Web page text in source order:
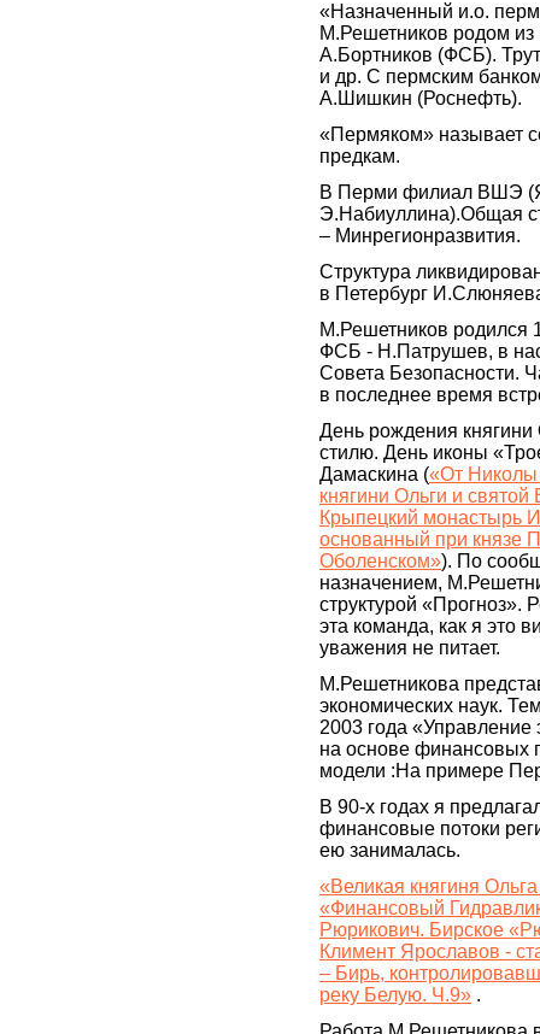
«Назначенный и.о.
М.Решетников родом из
А.Бортников (ФСБ).
и др. С пермским
А.Шишкин (Роснефть).
«Пермяком» называет
предкам.
В Перми филиал ВШЭ
Э.Набиуллина).Общая
– Минрегионразвития.
Структура
в Петербург
М.Решетников родился
ФСБ - Н.Патрушев, в
Совета Безопасности.
в последнее время
День рождения княгини
стилю. День иконы
Дамаскина («От Николы
княгини Ольги и
Крыпецкий монастырь
основанный при князе
Оболенском»). По
назначением,
структурой «Прогноз».
эта команда, как я это
уважения не питает.
М.Решетникова
экономических наук.
2003 года «Управление
на основе финансовых
модели :На примере
В 90-х годах я
финансовые потоки
ею занималась.
«Великая княгиня
«Финансовый
Рюрикович. Бирское
Климент Ярославов -
– Бирь,
реку Белую. Ч.9» .